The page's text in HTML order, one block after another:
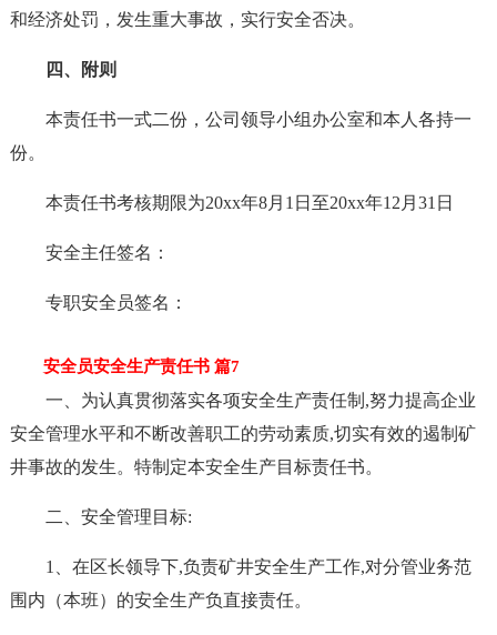
和经济处罚，发生重大事故，实行安全否决。
四、附则
本责任书一式二份，公司领导小组办公室和本人各持一
份。
本责任书考核期限为20xx年8月1日至20xx年12月31日
安全主任签名：
专职安全员签名：
安全员安全生产责任书 篇7
一、为认真贯彻落实各项安全生产责任制,努力提高企业
安全管理水平和不断改善职工的劳动素质,切实有效的遏制矿
井事故的发生。特制定本安全生产目标责任书。
二、安全管理目标:
1、在区长领导下,负责矿井安全生产工作,对分管业务范
围内（本班）的安全生产负直接责任。